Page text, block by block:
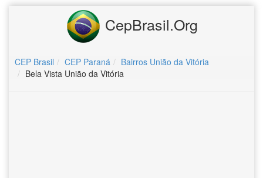
CepBrasil.Org
CEP Brasil CEP Paraná
Bairros União da Vitória
Bela Vista União da Vitória